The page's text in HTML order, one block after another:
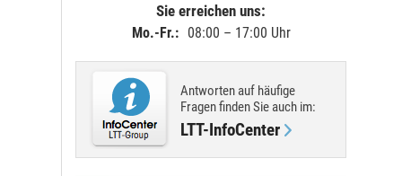
Sie erreichen uns:
Mo.-Fr.: 08:00 – 17:00 Uhr
Antworten auf häufige
Fragen finden Sie auch im:
LTT-InfoCenter